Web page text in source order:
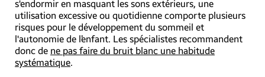
s'endormir en masquant les sons extérieurs, une
utilisation excessive ou quotidienne comporte plusieurs
risques pour le développement du sommeil et
l'autonomie de l’enfant. Les spécialistes recommandent
donc de ne pas faire du bruit blanc une habitude
systématique.